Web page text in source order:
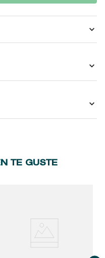
TE GUSTE